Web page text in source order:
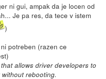
ni gui, ampak da je locen od
Je pa res, da tece v istem
)
potreben (razen ce
allows driver developers to
rebooting.